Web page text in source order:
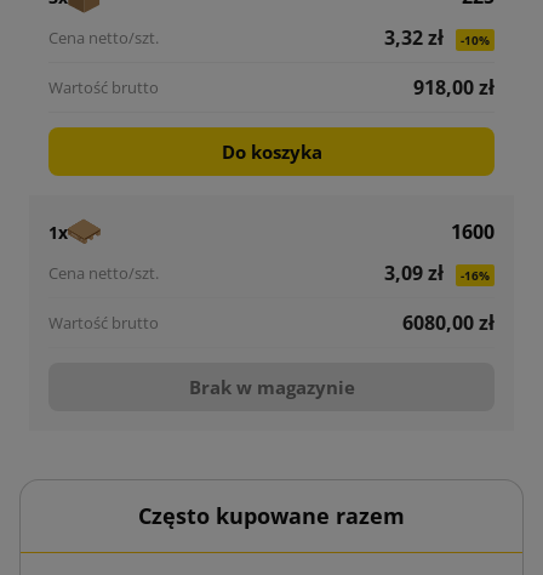
3,32 zł
-10%
918,00 zł
Do koszyka
1x
1600
3,09 zł
-16%
6080,00 zł
Brak w magazynie
Często kupowane razem